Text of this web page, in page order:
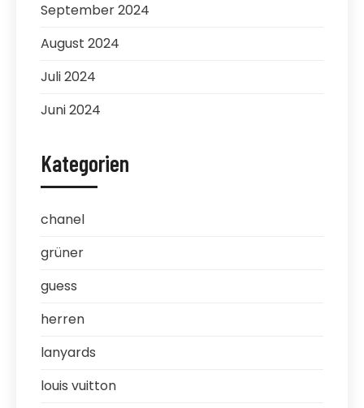
September 2024
August 2024
Juli 2024
Juni 2024
Kategorien
chanel
grüner
guess
herren
lanyards
louis vuitton